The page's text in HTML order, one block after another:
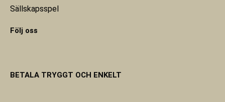
Sällskapsspel
Följ oss
BETALA TRYGGT OCH ENKELT